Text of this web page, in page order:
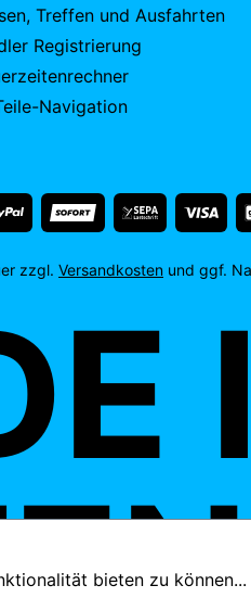
Treffen und Ausfahrten
Registrierung
Navigation
zzgl. Versandkosten und ggf.
bieten zu können...